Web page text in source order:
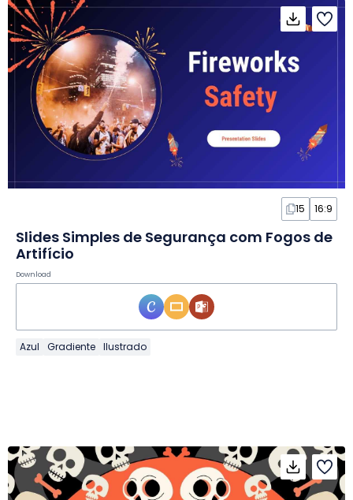
15 16:9
Slides Simples de Segurança com Fogos de
Artifício
Download
Azul Gradiente Ilustrado